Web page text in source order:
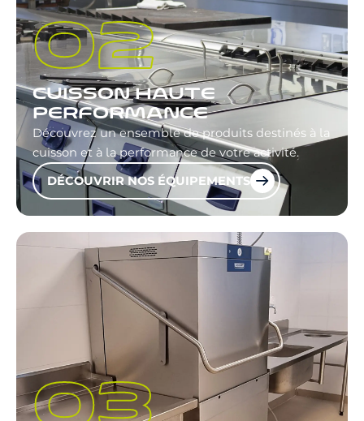
CUISSON HAUTE
PERFORMANCE
Découvrez un ensemble de produits destinés à la
cuisson et à la performance de votre activité.
DÉCOUVRIR NOS ÉQUIPEMENTS